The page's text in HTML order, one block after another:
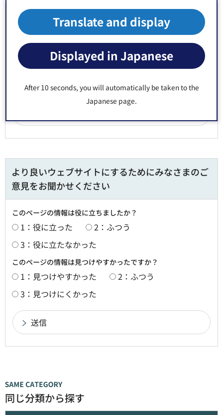
Translate and display
Displayed in Japanese
After 10 seconds, you will automatically be taken to the
Japanese page.
お問い合わせ先
環境清掃部 江東区清掃事務所 作業係
郵便番号135-0052 東京都江東区潮見1丁目29番7号
電話番号：03-3644-6216
Fax：03-3699-9520
より良いウェブサイトにするためにみなさまのご
意見をお聞かせください
このページの情報は役に立ちましたか？
1：役に立った
2：ふつう
3：役に立たなかった
このページの情報は見つけやすかったですか？
1：見つけやすかった
2：ふつう
3：見つけにくかった
同じ分類から探す